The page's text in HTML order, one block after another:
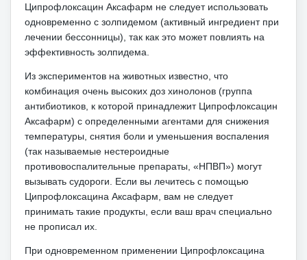
Ципрофлоксацин Аксафарм не следует использовать
одновременно с золпидемом (активный ингредиент при
лечении бессонницы), так как это может повлиять на
эффективность золпидема.
Из экспериментов на животных известно, что
комбинация очень высоких доз хинолонов (группа
антибиотиков, к которой принадлежит Ципрофлоксацин
Аксафарм) с определенными агентами для снижения
температуры, снятия боли и уменьшения воспаления
(так называемые нестероидные
противовоспалительные препараты, «НПВП») могут
вызывать судороги. Если вы лечитесь с помощью
Ципрофлоксацина Аксафарм, вам не следует
принимать такие продукты, если ваш врач специально
не прописал их.
При одновременном применении Ципрофлоксацина